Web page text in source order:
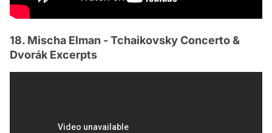
18. Mischa Elman - Tchaikovsky Concerto &
Dvorák Excerpts